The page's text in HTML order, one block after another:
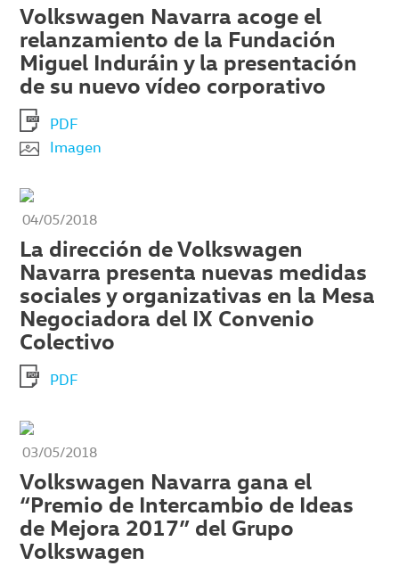
Volkswagen Navarra acoge el
relanzamiento de la Fundación
Miguel Induráin y la presentación
de su nuevo vídeo corporativo
PDF
Imagen
04/05/2018
La dirección de Volkswagen
Navarra presenta nuevas medidas
sociales y organizativas en la Mesa
Negociadora del IX Convenio
Colectivo
PDF
03/05/2018
Volkswagen Navarra gana el
“Premio de Intercambio de Ideas
de Mejora 2017” del Grupo
Volkswagen